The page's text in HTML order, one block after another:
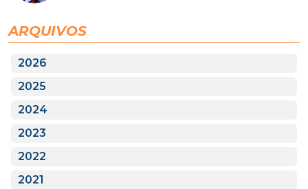
ARQUIVOS
2026
2025
2024
2023
2022
2021